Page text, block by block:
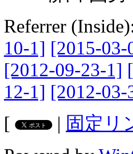
Referrer
10-1] [2015-03-
[2012-09-23-1]
12-1] [2012-03-
[
| 固定リ